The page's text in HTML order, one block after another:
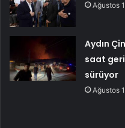
Ağustos
Aydın
saat
sürüyor
Ağustos